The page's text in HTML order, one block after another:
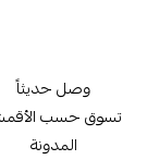
وصل حديثاً
تسوق حسب
المدونة